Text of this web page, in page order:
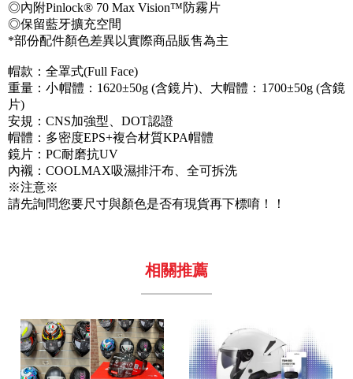
◎內附Pinlock® 70 Max Vision™防霧片
◎保留藍牙擴充空間
*部份配件顏色差異以實際商品販售為主
帽款：全罩式(Full Face)
重量：小帽體：1620±50g (含鏡片)、大帽體：1700±50g (含鏡
片)
安規：CNS加強型、DOT認證
帽體：多密度EPS+複合材質KPA帽體
鏡片：PC耐磨抗UV
內襯：COOLMAX吸濕排汗布、全可拆洗
※注意※
請先詢問您要尺寸與顏色是否有現貨再下標唷！！